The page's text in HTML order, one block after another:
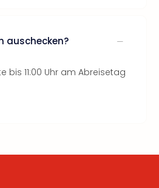
auschecken?
bis 11:00 Uhr am Abreisetag